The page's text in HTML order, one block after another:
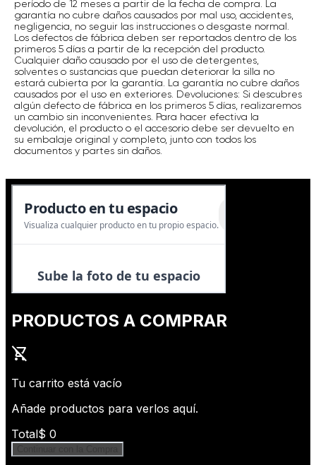
período de 12 meses a partir de la fecha de compra. La
garantía no cubre daños causados por mal uso, accidentes,
negligencia, no seguir las instrucciones o desgaste normal.
Los defectos de fábrica deben ser reportados dentro de los
primeros 5 días a partir de la recepción del producto.
Cualquier daño causado por el uso de detergentes,
solventes o sustancias que puedan deteriorar la silla no
estará cubierta por la garantía. La garantía no cubre daños
causados por el uso en exteriores. Devoluciones: Si descubres
algún defecto de fábrica en los primeros 5 días, realizaremos
un cambio sin inconvenientes. Para hacer efectiva la
devolución, el producto o el accesorio debe ser devuelto en
su embalaje original y completo, junto con todos los
documentos y partes sin daños.